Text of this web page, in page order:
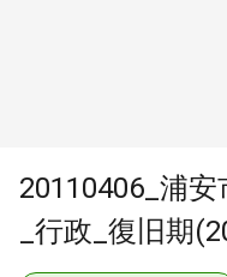
20110406_浦
_行政_復旧期